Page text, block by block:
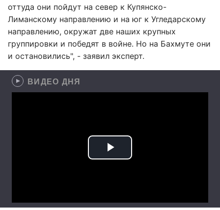
оттуда они пойдут на север к Купянско-
Лиманскому направлению и на юг к Угледарскому
направлению, окружат две наших крупных
группировки и победят в войне. Но на Бахмуте они
и остановились", - заявил эксперт.
ВИДЕО ДНЯ